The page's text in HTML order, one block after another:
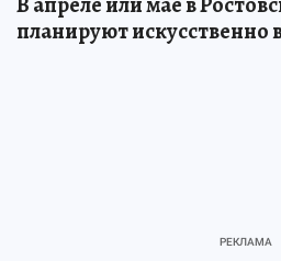
планируют искусственно